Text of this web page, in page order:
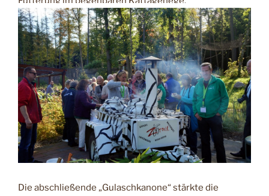
Die abschließende „Gulaschkanone“ stärkte die